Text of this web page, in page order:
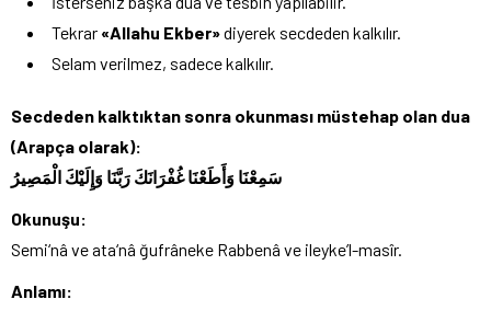
Tekrar «Allahu Ekber»diyerek secdeden kalkılır.
Selam verilmez, sadece kalkılır.
Secdeden kalktıktan sonra okunması müstehap olan dua
(Arapça olarak):
سَمِعْنَا وَأَطَعْنَا غُفْرَانَكَ رَبَّنَا وَإِلَيْكَ الْمَصِيرُ
Okunuşu:
Semi‘nâ ve ata‘nâ ğufrâneke Rabbenâ ve ileyke’l-masîr.
Anlamı: